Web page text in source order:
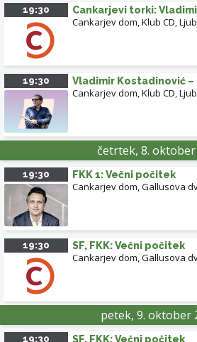
19:30 Cankarjevi torki:
Cankarjev dom, Klub CD,
19:30 Vladimir Kostadinović –
Cankarjev dom, Klub CD,
četrtek, 8. oktober
19:30 FKK 1: Večni počitek
Cankarjev dom, Gallusova
19:30 SF, FKK: Večni počitek
Cankarjev dom, Gallusova
petek, 9. oktober
19:30 SF, FKK: Večni počitek